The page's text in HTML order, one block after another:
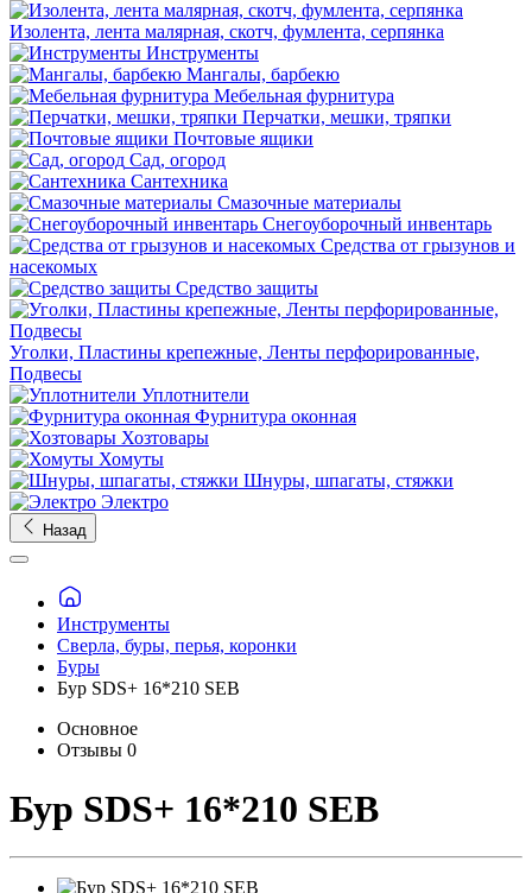
Изолента, лента малярная, скотч, фумлента, серпянка
Инструменты
Мангалы, барбекю
Мебельная фурнитура
Перчатки, мешки, тряпки
Почтовые ящики
Сад, огород
Сантехника
Смазочные материалы
Снегоуборочный инвентарь
Средства от грызунов и
насекомых
Средство защиты
Уголки, Пластины крепежные, Ленты перфорированные,
Подвесы
Уплотнители
Фурнитура оконная
Хозтовары
Хомуты
Шнуры, шпагаты, стяжки
Электро
Назад
Инструменты
Сверла, буры, перья, коронки
Буры
Бур SDS+ 16*210 SEB
Основное
Отзывы 0
Бур SDS+ 16*210 SEB